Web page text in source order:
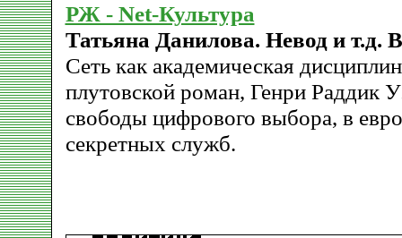
РЖ - Net-Культура
Татьяна Данилова. Невод и т.д.
Сеть как академическая
плутовской роман, Генри Раддик
свободы цифрового выбора, в
секретных служб.